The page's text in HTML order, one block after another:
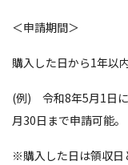
＜申請期間＞
購入した日から1年以
(例) 令和8年5月1日
月30日まで申請可能。
※購入した日は領収日